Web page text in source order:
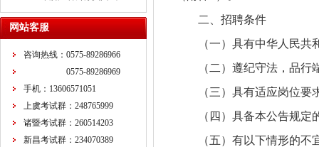
网站客服
咨询热线：0575-89286966
0575-89286969
手机：13606571051
上虞考试群：248765999
诸暨考试群：260514203
新昌考试群：234070389
二、招聘条件
（一）具有中华人民共
（二）遵纪守法，品
（三）具有适应岗位
（四）具备本公告规定
（五）有以下情形的不